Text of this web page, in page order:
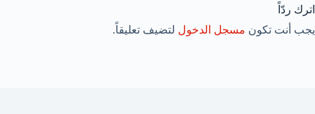
اترك ردّاً
يجب أنت تكون مسجل الدخول لتضيف تعليقاً.